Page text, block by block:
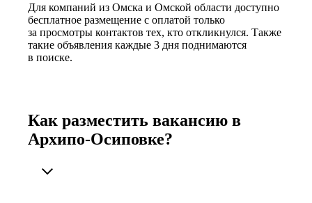
Для компаний из Омска и Омской области доступно
бесплатное размещение с оплатой только
за просмотры контактов тех, кто откликнулся. Также
такие объявления каждые 3 дня поднимаются
в поиске.
Как разместить вакансию в
Архипо-Осиповке?